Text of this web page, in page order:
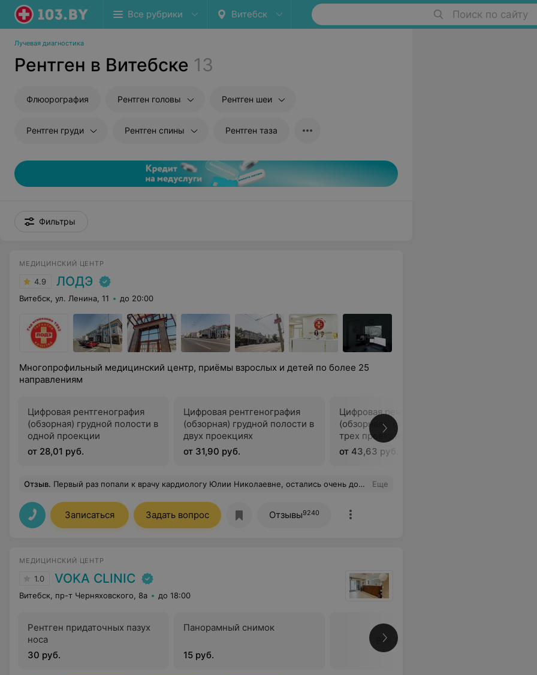
Все рубрики Витебск Поиск по сайту
Лучевая диагностика
Рентген в Витебске 13
Флюорография Рентген головы Рентген шеи
Рентген груди Рентген спины Рентген таза
Фильтры
МЕДИЦИНСКИЙ ЦЕНТР
4.9 ЛОДЭ
Витебск, ул. Ленина, 11 до 20:00
Многопрофильный медицинский центр, приёмы взрослых и детей по более 25
направлениям
Цифровая рентгенография
(обзорная) грудной полости в
одной проекции
от 28,01 руб.
Цифровая рентгенография
(обзорная) грудной полости в
двух проекциях
от 31,90 руб.
Цифровая рентгенография
(обзорная) грудной полости в
трех проекциях
от 43,63 руб.
Отзыв. Первый раз попали к врачу кардиологу Юлии Николаевне, остались очень довольны, отзывчивая, замечательная, специалист своего дела, повторно сразу записались на следующий прием, всем советую и рекомендую. Еще
Записаться Задать вопрос Отзывы9240
МЕДИЦИНСКИЙ ЦЕНТР
1.0 VOKA CLINIC
Витебск, пр-т Черняховского, 8а до 18:00
Рентген придаточных пазух
носа
30 руб.
Панорамный снимок
15 руб.
Все цены